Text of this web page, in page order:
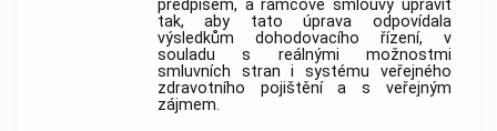
předpisem, a rámcové smlouvy upravit
tak, aby tato úprava odpovídala
výsledkům dohodovacího řízení, v
souladu s reálnými možnostmi
smluvních stran i systému veřejného
zdravotního pojištění a s veřejným
zájmem.